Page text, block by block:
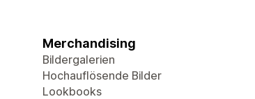
Merchandising
Bildergalerien
Hochauflösende Bilder
Lookbooks